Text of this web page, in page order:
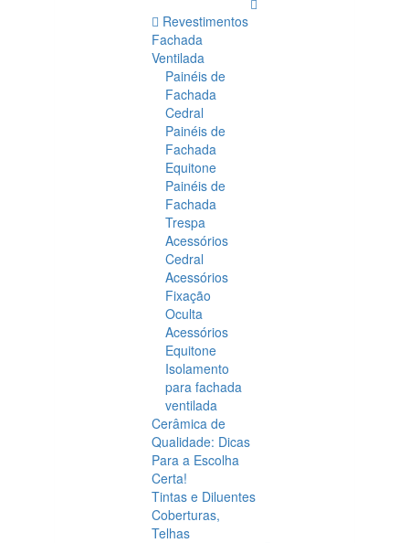
Revestimentos
Fachada
Ventilada
Painéis de
Fachada
Cedral
Painéis de
Fachada
Equitone
Painéis de
Fachada
Trespa
Acessórios
Cedral
Acessórios
Fixação
Oculta
Acessórios
Equitone
Isolamento
para fachada
ventilada
Cerâmica de
Qualidade: Dicas
Para a Escolha
Certa!
Tintas e Diluentes
Coberturas,
Telhas